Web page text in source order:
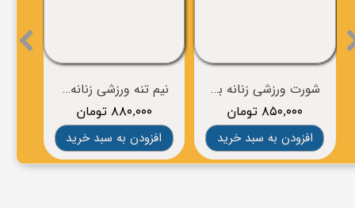
نیم تنه ورزشی زنانه برند BROOKS
۸۸۰,۰۰۰ تومان
افزودن به سبد خرید
شورت ورزشی زنانه برند BROOKS
۸۵۰,۰۰۰ تومان
افزودن به سبد خرید